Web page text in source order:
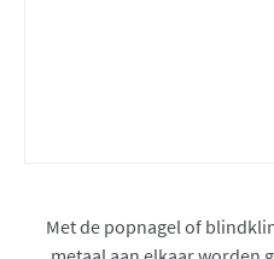
Met de popnagel of